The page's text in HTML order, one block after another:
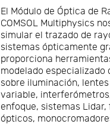
El Módulo de Óptica de
COMSOL Multiphysics
simular el trazado de
sistemas ópticamente
proporciona
modelado especializado
sobre iluminación,
variable,
enfoque, sistemas Lidar,
ópticos,